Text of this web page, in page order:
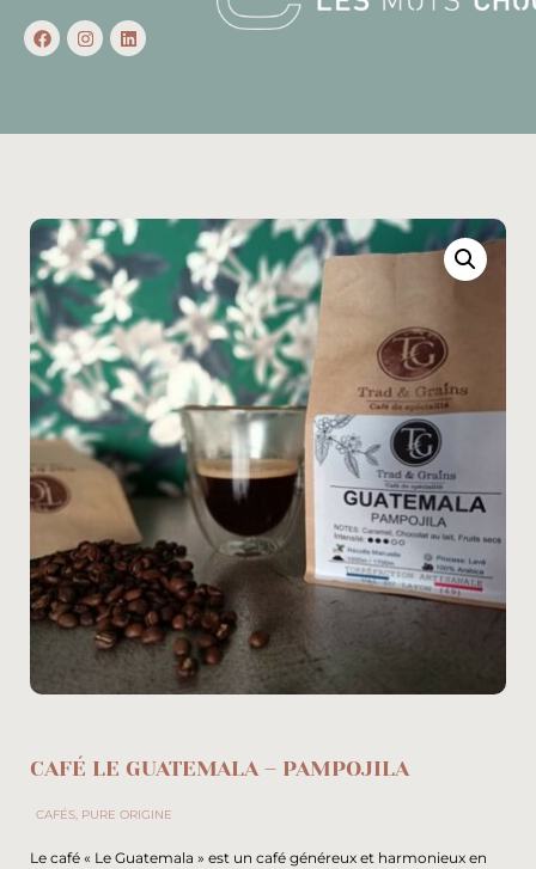
CAFÉ LE GUATEMALA – PAMPOJILA
CAFÉS, PURE ORIGINE
Le café « Le Guatemala » est un café généreux et harmonieux en